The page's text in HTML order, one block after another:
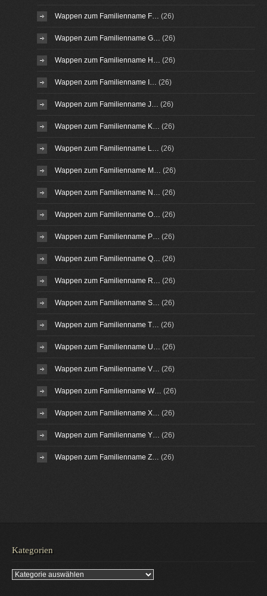
Wappen zum Familienname F… (26)
Wappen zum Familienname G… (26)
Wappen zum Familienname H… (26)
Wappen zum Familienname I… (26)
Wappen zum Familienname J… (26)
Wappen zum Familienname K… (26)
Wappen zum Familienname L… (26)
Wappen zum Familienname M… (26)
Wappen zum Familienname N… (26)
Wappen zum Familienname O… (26)
Wappen zum Familienname P… (26)
Wappen zum Familienname Q… (26)
Wappen zum Familienname R… (26)
Wappen zum Familienname S… (26)
Wappen zum Familienname T… (26)
Wappen zum Familienname U… (26)
Wappen zum Familienname V… (26)
Wappen zum Familienname W… (26)
Wappen zum Familienname X… (26)
Wappen zum Familienname Y… (26)
Wappen zum Familienname Z… (26)
Kategorien
Kategorien